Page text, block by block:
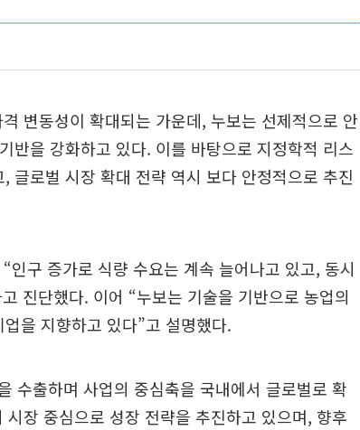
변동성이 확대되는 가운데, 누보는 선제적으로 안
반을 강화하고 있다. 이를 바탕으로 지정학적 리스
글로벌 시장 확대 전략 역시 보다 안정적으로 추진
인구 증가로 식량 수요는 계속 늘어나고 있고, 동시
진단했다. 이어 “누보는 기술을 기반으로 농업의
을 지향하고 있다”고 설명했다.
수출하며 사업의 중심축을 국내에서 글로벌로 확
장 중심으로 성장 전략을 추진하고 있으며, 향후